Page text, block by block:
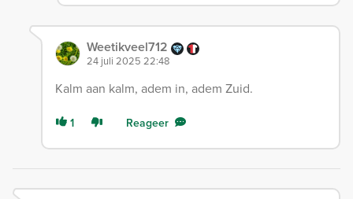
Weetikveel712
24 juli 2025 22:48
Kalm aan kalm, adem in, adem Zuid.
1 Reageer